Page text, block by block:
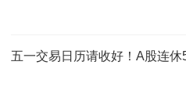
五一交易日历请收好！A股连